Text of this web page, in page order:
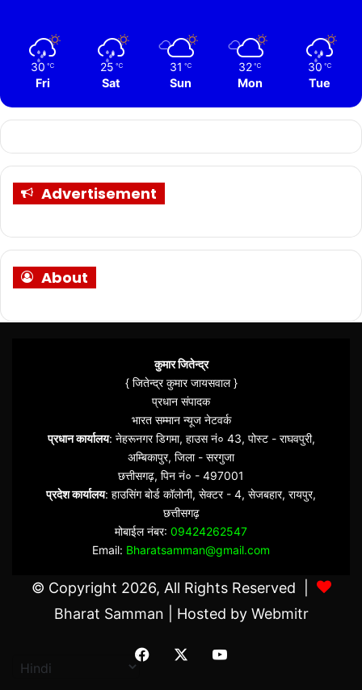
30 ℃
Fri
25 ℃
Sat
31 ℃
Sun
32 ℃
Mon
30 ℃
Tue
Advertisement
About
कुमार जितेन्द्र
{ जितेन्द्र कुमार जायसवाल }
प्रधान संपादक
भारत सम्मान न्यूज नेटवर्क
प्रधान कार्यालय: नेहरूनगर डिगमा, हाउस नं० 43, पोस्ट - राघवपुरी,
अम्बिकापुर, जिला - सरगुजा
छत्तीसगढ़, पिन नं० - 497001
प्रदेश कार्यालय: हाउसिंग बोर्ड कॉलोनी, सेक्टर - 4, सेजबहार, रायपुर,
छत्तीसगढ़
मोबाईल नंबर: 09424262547
Email: Bharatsamman@gmail.com
© Copyright 2026, All Rights Reserved |
Bharat Samman | Hosted by Webmitr
Facebook YouTube